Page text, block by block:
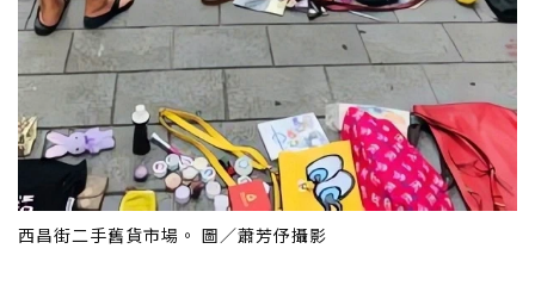
西昌街二手舊貨市場。 圖／蕭芳伃攝影